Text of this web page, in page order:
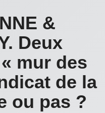
&
Deux
mur des
de la
ou pas ?